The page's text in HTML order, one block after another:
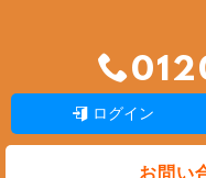
ログイン
お問い